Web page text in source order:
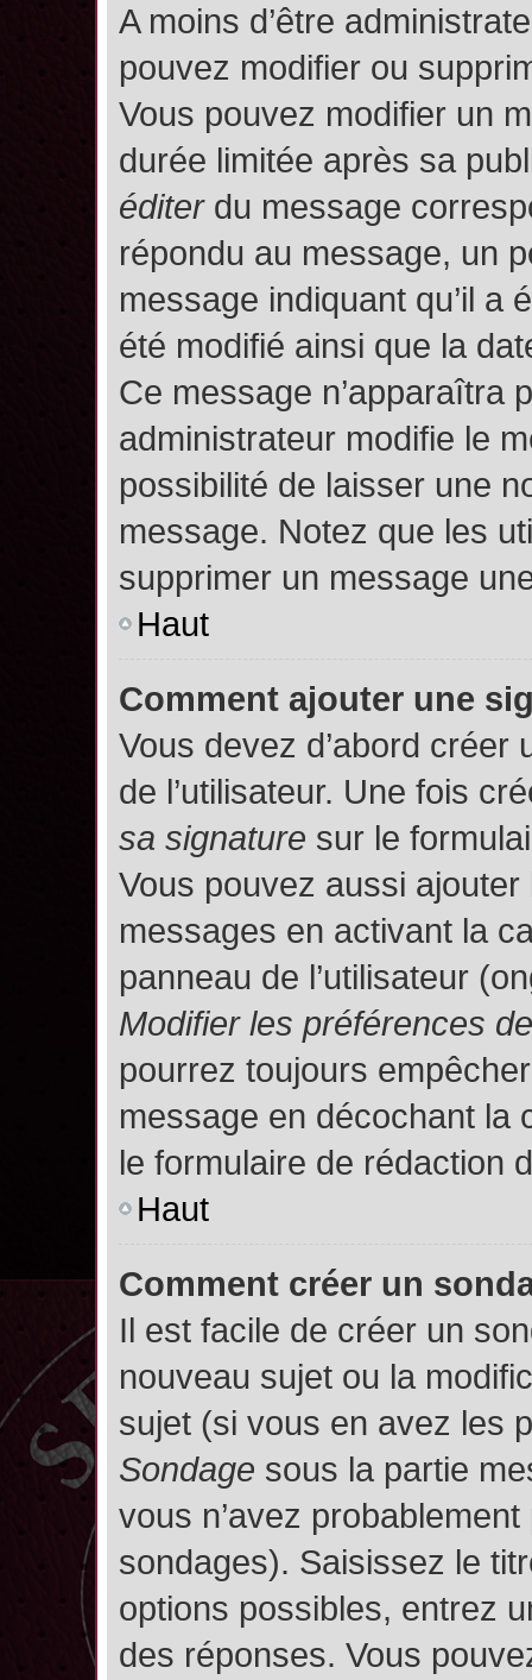
A moins d’être
pouvez modifier ou
Vous pouvez modifier un
durée limitée après sa
éditerdu message
répondu au message, un
message indiquant qu’il a
été modifié ainsi que la
Ce message n’apparaîtra
administrateur modifie le
possibilité de laisser une
message. Notez que les
supprimer un message
Haut
Comment ajouter une
Vous devez d’abord
de l’utilisateur. Une fois
sa signature sur le
Vous pouvez aussi
messages en activant la
panneau de l’utilisateur
Modifier les préférences
pourrez toujours
message en décochant la
le formulaire de rédaction
Haut
Comment créer un
Il est facile de créer un
nouveau sujet ou la
sujet (si vous en avez les
Sondage sous la partie
vous n’avez
sondages). Saisissez le
options possibles, entrez
des réponses. Vous